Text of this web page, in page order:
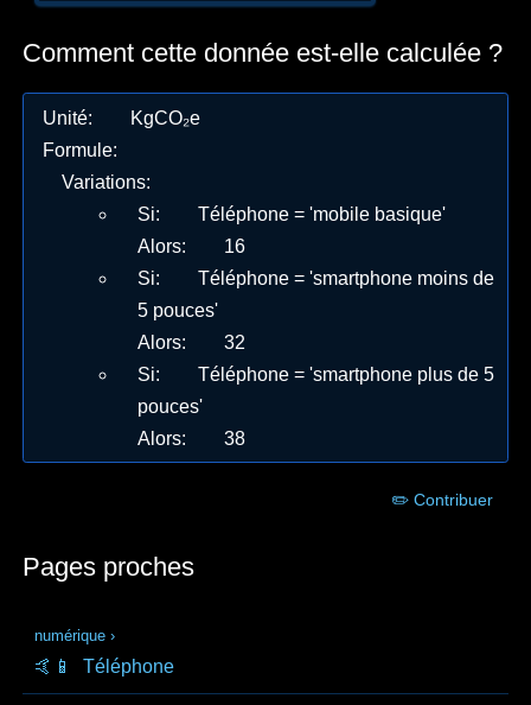
Comment cette donnée est-elle calculée ?
Unité:
KgCO₂e
Formule:
Variations:
Si:
Téléphone = 'mobile basique'
Alors:
16
Si:
Téléphone = 'smartphone moins de
5 pouces'
Alors:
32
Si:
Téléphone = 'smartphone plus de 5
pouces'
Alors: 38
✏️ Contribuer
Pages proches
numérique ›
🤙📱 Téléphone